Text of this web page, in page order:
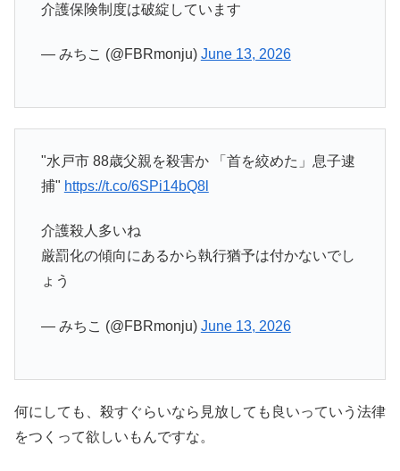
介護保険制度は破綻しています
— みちこ (@FBRmonju) June 13, 2026
"水戸市 88歳父親を殺害か 「首を絞めた」息子逮
捕" https://t.co/6SPi14bQ8l
介護殺人多いね
厳罰化の傾向にあるから執行猶予は付かないでし
ょう
— みちこ (@FBRmonju) June 13, 2026
何にしても、殺すぐらいなら見放しても良いっていう法律
をつくって欲しいもんですな。